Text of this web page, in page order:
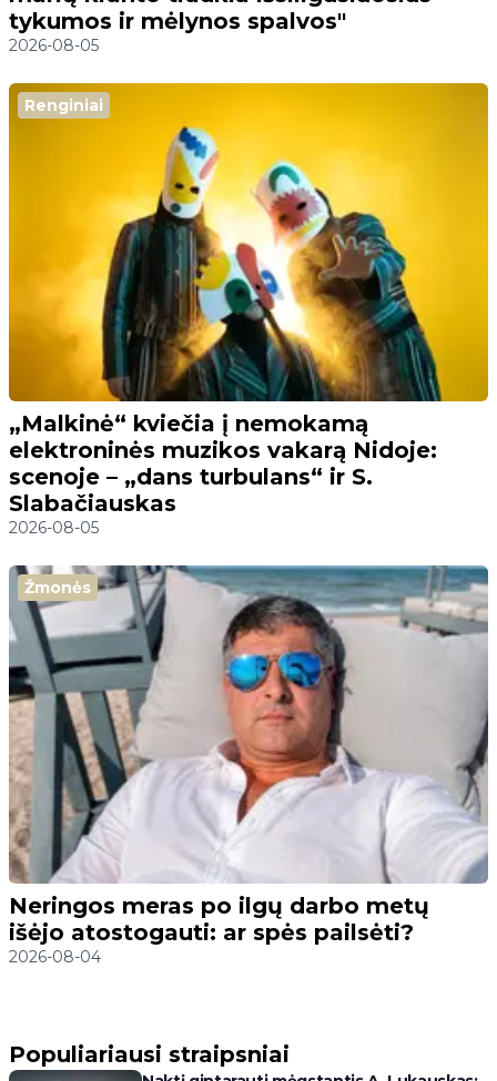
tykumos ir mėlynos spalvos"
2026-08-05
Renginiai
„Malkinė“ kviečia į nemokamą
elektroninės muzikos vakarą Nidoje:
scenoje – „dans turbulans“ ir S.
Slabačiauskas
2026-08-05
Žmonės
Neringos meras po ilgų darbo metų
išėjo atostogauti: ar spės pailsėti?
2026-08-04
Populiariausi straipsniai